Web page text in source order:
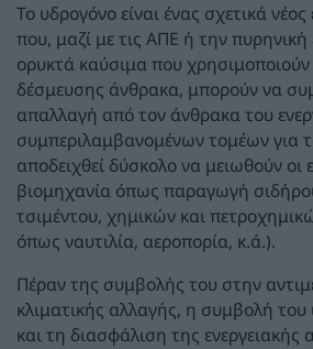
Το υδρογόνο είναι ένας σχετικά
που, μαζί με τις ΑΠΕ ή την πυρηνική
ορυκτά καύσιμα που χρησιμοποιούν
δέσμευσης άνθρακα, μπορούν να
απαλλαγή από τον άνθρακα του
συμπεριλαμβανομένων τομέων για
αποδειχθεί δύσκολο να μειωθούν
βιομηχανία όπως παραγωγή
τσιμέντου, χημικών και
όπως ναυτιλία, αεροπορία, κ.ά.).
Πέραν της συμβολής του στην
κλιματικής αλλαγής, η συμβολή
και τη διασφάλιση της ενεργειακής